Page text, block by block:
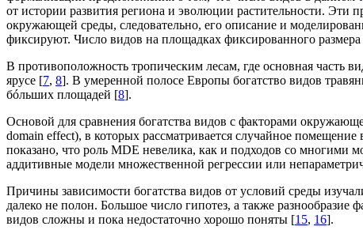
от истории развития региона и эволюции растительности. Эти
окружающей среды, следовательно, его описание и
фиксируют. Число видов на площадках фиксированного размера
В противоположность тропическим лесам, где основная часть
ярусе [7, 8]. В умеренной полосе Европы богатство видов
бóльших площадей [8].
Основой для сравнения богатства видов с факторами
domain effect), в которых рассматривается случайное
показано, что роль MDE невелика, как и подходов со многими
аддитивные модели множественной регрессии или
Причины зависимости богатства видов от условий среды
далеко не полон. Большое число гипотез, а также
видов сложны и пока недостаточно хорошо поняты [15, 16].